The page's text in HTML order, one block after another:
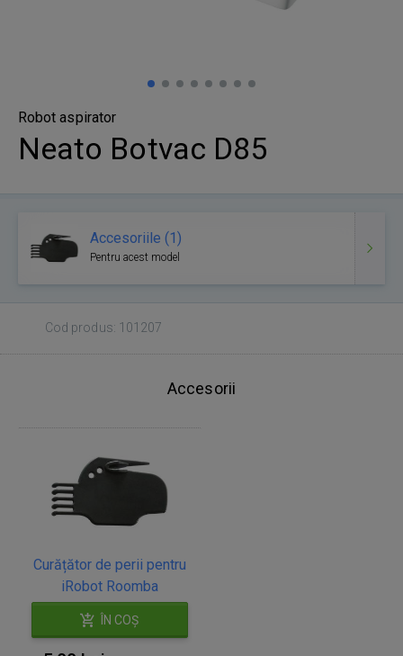
Robot aspirator
Neato Botvac D85
Accesoriile (1)
Pentru acest model
Cod produs: 101207
Accesorii
Curățător de perii pentru
iRobot Roomba
ÎN COȘ